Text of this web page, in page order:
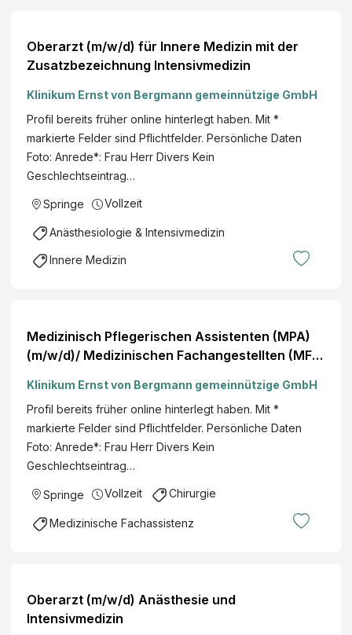
Oberarzt (m/w/d) für Innere Medizin mit der
Zusatzbezeichnung Intensivmedizin
Klinikum Ernst von Bergmann gemeinnützige GmbH
Profil bereits früher online hinterlegt haben. Mit *
markierte Felder sind Pflichtfelder. Persönliche Daten
Foto: Anrede*: Frau Herr Divers Kein
Geschlechtseintrag…
Springe Vollzeit
Anästhesiologie & Intensivmedizin
Innere Medizin
Medizinisch Pflegerischen Assistenten (MPA)
(m/w/d)/ Medizinischen Fachangestellten (MFA)
Klinikum Ernst von Bergmann gemeinnützige GmbH
Profil bereits früher online hinterlegt haben. Mit *
markierte Felder sind Pflichtfelder. Persönliche Daten
Foto: Anrede*: Frau Herr Divers Kein
Geschlechtseintrag…
Springe Vollzeit Chirurgie
Medizinische Fachassistenz
Oberarzt (m/w/d) Anästhesie und
Intensivmedizin